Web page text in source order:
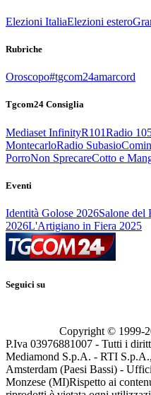
Elezioni ItaliaElezioni estero
Rubriche
Oroscopo#tgcom24amarcord
Tgcom24 Consiglia
Mediaset InfinityR101Radio
MontecarloRadio Subasio
PorroNon SprecareCotto e
Eventi
Identità Golose 2026Salone del
2026L'Artigiano in Fiera 2025
Seguici su
Copyright © 1999-
P.Iva 03976881007 - Tutti i
Mediamond S.p.A. - RTI
Amsterdam (Paesi Bassi) -
Monzese (MI)Rispetto ai